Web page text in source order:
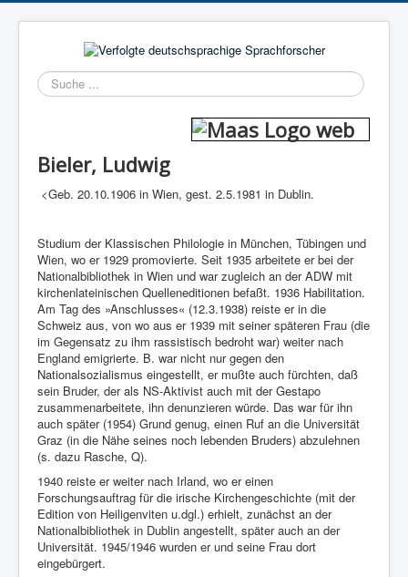
Bieler, Ludwig
<Geb. 20.10.1906 in Wien, gest. 2.5.1981 in Dublin.
Studium der Klassischen Philologie in München, Tübingen und
Wien, wo er 1929 promovierte. Seit 1935 arbeitete er bei der
Nationalbibliothek in Wien und war zugleich an der ADW mit
kirchenlateinischen Quelleneditionen befaßt. 1936 Habilitation.
Am Tag des »Anschlusses« (12.3.1938) reiste er in die
Schweiz aus, von wo aus er 1939 mit seiner späteren Frau (die
im Gegensatz zu ihm rassistisch bedroht war) weiter nach
England emigrierte. B. war nicht nur gegen den
Nationalsozialismus eingestellt, er mußte auch fürchten, daß
sein Bruder, der als NS-Aktivist auch mit der Gestapo
zusammenarbeitete, ihn denunzieren würde. Das war für ihn
auch später (1954) Grund genug, einen Ruf an die Universität
Graz (in die Nähe seines noch lebenden Bruders) abzulehnen
(s. dazu Rasche, Q).
1940 reiste er weiter nach Irland, wo er einen
Forschungsauftrag für die irische Kirchengeschichte (mit der
Edition von Heiligenviten u.dgl.) erhielt, zunächst an der
Nationalbibliothek in Dublin angestellt, später auch an der
Universität. 1945/1946 wurden er und seine Frau dort
eingebürgert.